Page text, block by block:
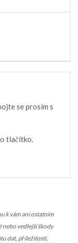
se prosím s
tlačítko.
k vám ani ostatním
nebo vedlejší škody
dat, příležitostí,